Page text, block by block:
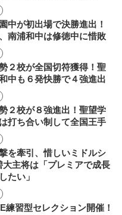
中が初出場で決勝進出！
南浦和中は修徳中に惜敗
２校が全国切符獲得！聖
中も６発快勝で４強進出
２校が８強進出！聖望学
打ち合い制して全国王手
を牽引、惜しいミドルシ
主将は「プレミアで成長
たい」
練習型セレクション開催！